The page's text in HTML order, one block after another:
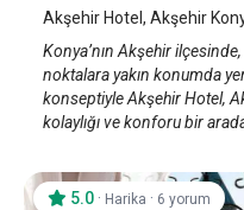
Akşehir Hotel, Akşehir
Konya’nın Akşehir
noktalara yakın konumda
konseptiyle Akşehir Hotel,
kolaylığı ve konforu bir
5.0 · Harika · 6 yorum